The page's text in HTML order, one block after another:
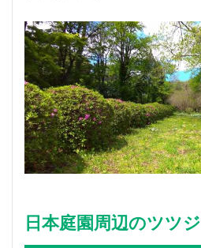
日本庭園周辺のツツジ